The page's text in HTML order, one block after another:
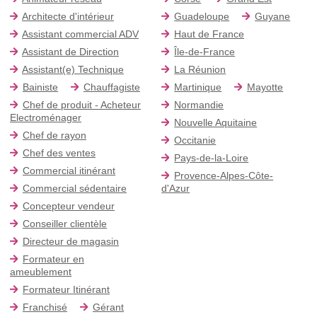
Architecte d'intérieur
Assistant commercial ADV
Assistant de Direction
Assistant(e) Technique
Bainiste
Chauffagiste
Chef de produit - Acheteur
Electroménager
Chef de rayon
Chef des ventes
Commercial itinérant
Commercial sédentaire
Concepteur vendeur
Conseiller clientèle
Directeur de magasin
Formateur en
ameublement
Formateur Itinérant
Franchisé
Gérant
Guadeloupe
Guyane
Haut de France
Île-de-France
La Réunion
Martinique
Mayotte
Normandie
Nouvelle Aquitaine
Occitanie
Pays-de-la-Loire
Provence-Alpes-Côte-
d'Azur